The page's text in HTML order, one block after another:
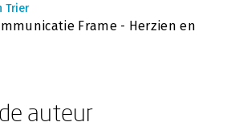
Trier
Frame - Herzien en
auteur